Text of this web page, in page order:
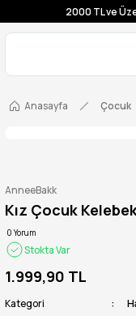
2000 TL ve
Anasayfa Çocuk
AnneeBakk
Kız Çocuk
0 Yorum
Stokta Var
1.999,90 TL
Kategori